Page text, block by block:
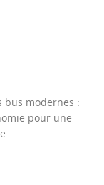
bus modernes :
pour une